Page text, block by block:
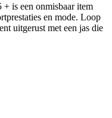
+ is een onmisbaar item
en mode. Loop
uitgerust met een jas die